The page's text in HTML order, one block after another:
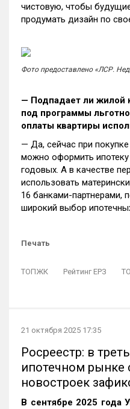
чистовую, чтобы
продумать дизайн по
Фото предоставлено «ЛСР.
— Подпадает ли жилой
под программы
оплаты квартиры
— Да, сейчас при
можно оформить ипотеку
годовых. А в качестве
использовать
16 банками-партнерами,
широкий выбор
Печать
ТОПЖК Рейтинг ЕРЗ
21 октября 2025 17:35
Росреестр: в
ипотечном рынке
новостроек
В сентябре 2025 года